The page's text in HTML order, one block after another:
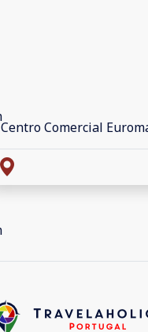
Centro Comercial